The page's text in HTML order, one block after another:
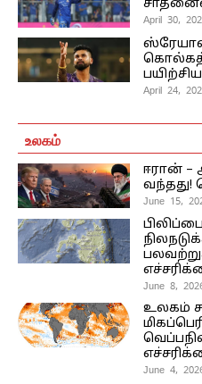
April 30,
April 24,
உலகம்
ஈரான் –
வந்தது!
June 15,
June 8,
உலகம்
June 4,